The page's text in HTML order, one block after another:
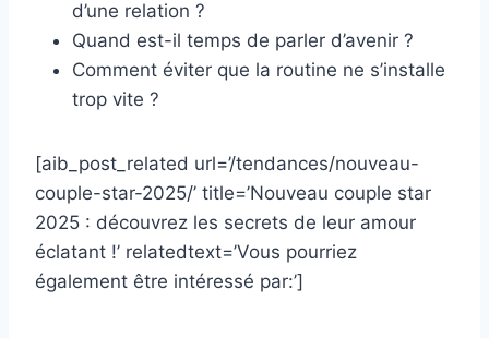
d’une relation ?
Quand est-il temps de parler d’avenir ?
Comment éviter que la routine ne s’installe
trop vite ?
[aib_post_related url=’/tendances/nouveau-
couple-star-2025/’ title=’Nouveau couple star
2025 : découvrez les secrets de leur amour
éclatant !’ relatedtext=’Vous pourriez
également être intéressé par:’]